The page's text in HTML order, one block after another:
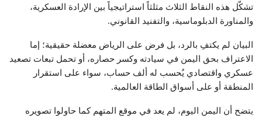
تشكّل هذه النقاط الثلاث مثلثاً استراتيجياً بين الإرادة العسكرية،
والمناورة الدبلوماسية، والتفنيد القانوني.
البيان لم يكتفِ بالرد، بل فرض على الرياض معضلة حقيقية؛ إما
الاعتراف بحق اليمن في سيادته وكسر حصاره، أو تحمل تبعات تصعيد
عسكري واقتصادي يُحسب له ألف حساب، سواء على استقرار
المنطقة أو على أسواق الطاقة العالمية.
يتضح أن اليمن اليوم، لم يعد في موقع المتهم كما حاولوا تصويره